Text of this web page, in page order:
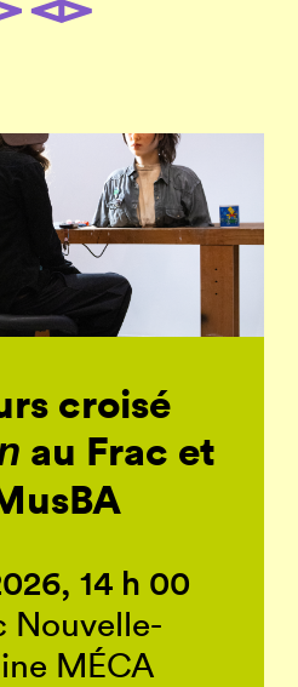
croisé
au Frac et
14 h 00
Nouvelle-
MÉCA